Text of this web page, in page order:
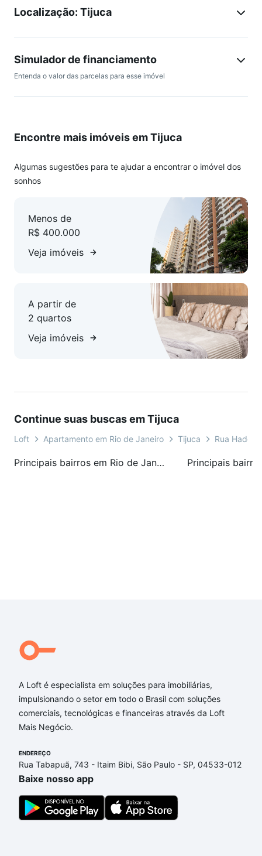
Localização: Tijuca
Simulador de financiamento
Entenda o valor das parcelas para esse imóvel
Encontre mais imóveis em Tijuca
Algumas sugestões para te ajudar a encontrar o imóvel dos
sonhos
Menos de
R$ 400.000
Veja imóveis
A partir de
2 quartos
Veja imóveis
Continue suas buscas em Tijuca
Loft Apartamento em Rio de Janeiro Tijuca Rua
Principais bairros em Rio de Janeiro, RJ
A Loft é especialista em soluções para imobiliárias,
impulsionando o setor em todo o Brasil com soluções
comerciais, tecnológicas e financeiras através da Loft
Mais Negócio.
ENDEREÇO
Rua Tabapuã, 743 - Itaim Bibi, São Paulo - SP, 04533-012
Baixe nosso app